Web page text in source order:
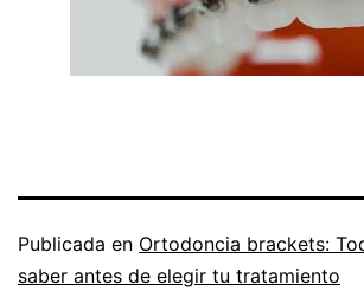
Publicada en Ortodoncia brackets:
saber antes de elegir tu tratamiento